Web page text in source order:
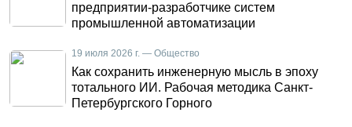
предприятии-разработчике систем
промышленной автоматизации
19 июля 2026 г. — Общество
Как сохранить инженерную мысль в эпоху
тотального ИИ. Рабочая методика Санкт-
Петербургского Горного